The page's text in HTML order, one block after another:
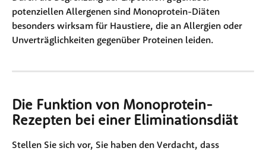
potenziellen Allergenen sind Monoprotein-Diäten
besonders wirksam für Haustiere, die an Allergien oder
Unverträglichkeiten gegenüber Proteinen leiden.
Die Funktion von Monoprotein-
Rezepten bei einer Eliminationsdiät
Stellen Sie sich vor, Sie haben den Verdacht, dass